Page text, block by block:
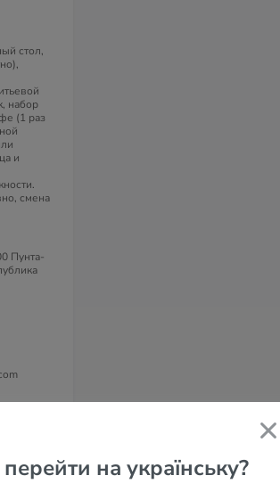
на українську?
стол,
набор
(1 раз
и
смена
Пунта-